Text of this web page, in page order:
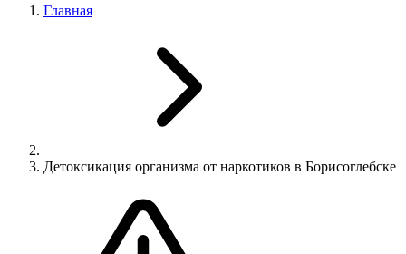
Главная
Детоксикация организма от наркотиков в Борисоглебске